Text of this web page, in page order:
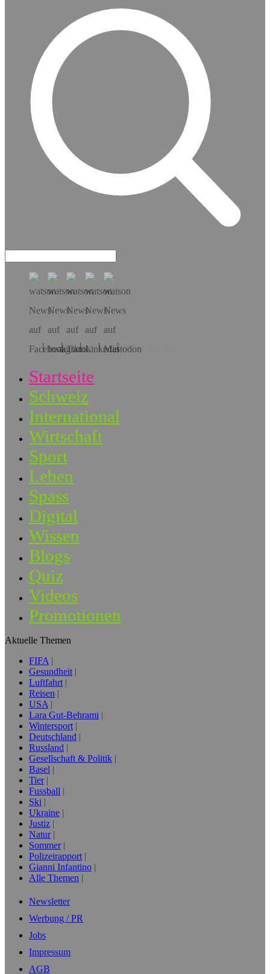
Hol dir die App!
Startseite
Schweiz
International
Wirtschaft
Sport
Leben
Spass
Digital
Wissen
Blogs
Quiz
Videos
Promotionen
Aktuelle Themen
FIFA
Gesundheit
Luftfahrt
Reisen
USA
Lara Gut-Behrami
Wintersport
Deutschland
Russland
Gesellschaft & Politik
Basel
Tier
Fussball
Ski
Ukraine
Justiz
Natur
Sommer
Polizeirapport
Gianni Infantino
Alle Themen
Newsletter
Werbung / PR
Jobs
Impressum
AGB